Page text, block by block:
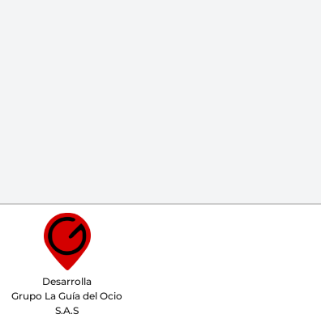
Desarrolla
Grupo La Guía del Ocio
S.A.S